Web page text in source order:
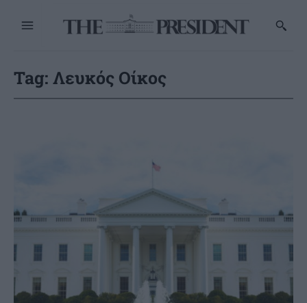
Tag: Λευκός Οίκος